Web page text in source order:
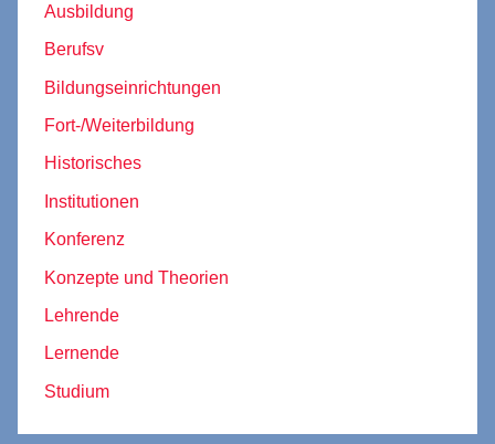
Ausbildung
Berufsv
Bildungseinrichtungen
Fort-/Weiterbildung
Historisches
Institutionen
Konferenz
Konzepte und Theorien
Lehrende
Lernende
Studium